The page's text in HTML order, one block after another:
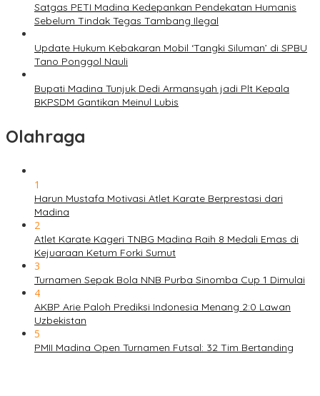
Satgas PETI Madina Kedepankan Pendekatan Humanis
Sebelum Tindak Tegas Tambang Ilegal
Update Hukum Kebakaran Mobil ‘Tangki Siluman’ di SPBU
Tano Ponggol Nauli
Bupati Madina Tunjuk Dedi Armansyah jadi Plt Kepala
BKPSDM Gantikan Meinul Lubis
Olahraga
1
Harun Mustafa Motivasi Atlet Karate Berprestasi dari
Madina
2
Atlet Karate Kageri TNBG Madina Raih 8 Medali Emas di
Kejuaraan Ketum Forki Sumut
3
Turnamen Sepak Bola NNB Purba Sinomba Cup 1 Dimulai
4
AKBP Arie Paloh Prediksi Indonesia Menang 2:0 Lawan
Uzbekistan
5
PMII Madina Open Turnamen Futsal: 32 Tim Bertanding